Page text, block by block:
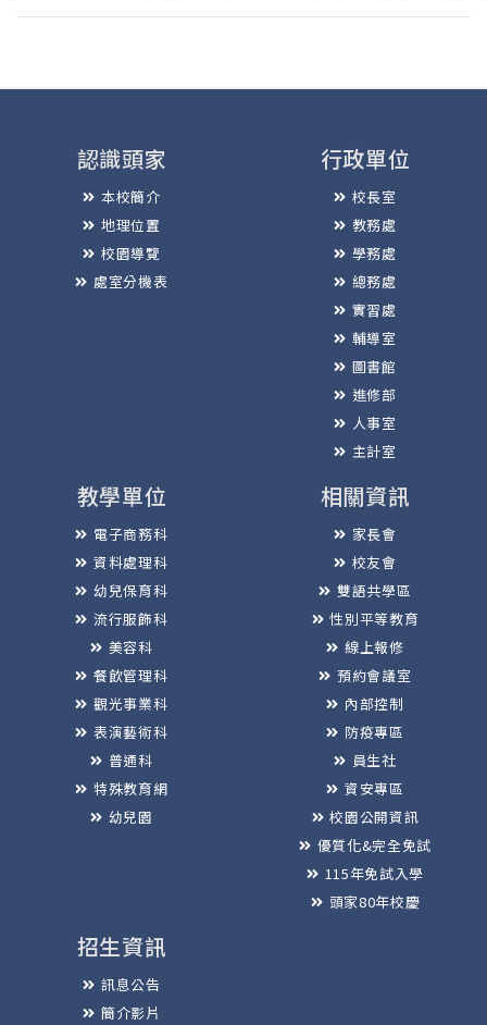
認識頭家
本校簡介
地理位置
校園導覽
處室分機表
行政單位
校長室
教務處
學務處
總務處
實習處
輔導室
圖書館
進修部
人事室
主計室
教學單位
電子商務科
資料處理科
幼兒保育科
流行服飾科
美容科
餐飲管理科
觀光事業科
表演藝術科
普通科
特殊教育網
幼兒園
相關資訊
家長會
校友會
雙語共學區
性別平等教育
線上報修
預約會議室
內部控制
防疫專區
員生社
資安專區
校園公開資訊
優質化&完全免試
115年免試入學
頭家80年校慶
招生資訊
訊息公告
簡介影片